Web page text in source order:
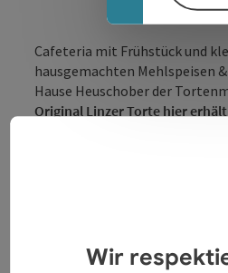
Cafeteria mit Frühstück und
hausgemachten Mehlspeisen
Hause Heuschober der
Original Linzer Torte hier
möglich- Produkte aus der
Wir